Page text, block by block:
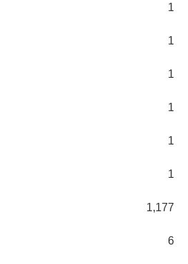
1
1
1
1
1
1
1,177
6